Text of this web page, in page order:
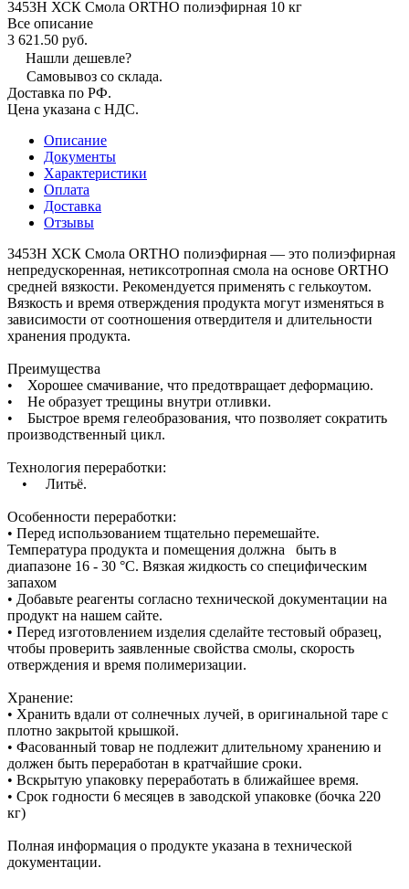
3453Н ХСК Смола ORTHO полиэфирная 10 кг
Все описание
3 621.50 руб.
Нашли дешевле?
Самовывоз со склада.
Доставка по РФ.
Цена указана с НДС.
Описание
Документы
Характеристики
Оплата
Доставка
Отзывы
3453Н ХСК Смола ORTHO полиэфирная — это полиэфирная
непредускоренная, нетиксотропная смола на основе ORTHO
средней вязкости. Рекомендуется применять с гелькоутом.
Вязкость и время отверждения продукта могут изменяться в
зависимости от соотношения отвердителя и длительности
хранения продукта.
Преимущества
• Хорошее смачивание, что предотвращает деформацию.
• Не образует трещины внутри отливки.
• Быстрое время гелеобразования, что позволяет сократить
производственный цикл.
Технология переработки:
• Литьё.
Особенности переработки:
• Перед использованием тщательно перемешайте.
Температура продукта и помещения должна быть в
диапазоне 16 - 30 °C. Вязкая жидкость со специфическим
запахом
• Добавьте реагенты согласно технической документации на
продукт на нашем сайте.
• Перед изготовлением изделия сделайте тестовый образец,
чтобы проверить заявленные свойства смолы, скорость
отверждения и время полимеризации.
Хранение:
• Хранить вдали от солнечных лучей, в оригинальной таре с
плотно закрытой крышкой.
• Фасованный товар не подлежит длительному хранению и
должен быть переработан в кратчайшие сроки.
• Вскрытую упаковку переработать в ближайшее время.
• Срок годности 6 месяцев в заводской упаковке (бочка 220
кг)
Полная информация о продукте указана в технической
документации.